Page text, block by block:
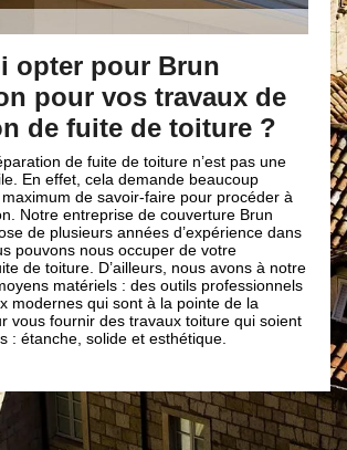
de
?
pas une
procéder à
Brun
dans
votre
avons à notre
professionnels
de la
qui soient
Un devis
Castelnou 66300
Notre entreprise de couverture
d’une équipe d’artisans
expérimentée et qualifiée qui
et vous procurer les
que nous prenions en main
toiture, il faut que vous nous
devis. Pour ce faire, vous allez
devis présent sur notre site
votre demande ; une réponse
parviendra dans les plus brefs
de devis réparation toiture
couverture Brun renovation est
engagement de votre part.